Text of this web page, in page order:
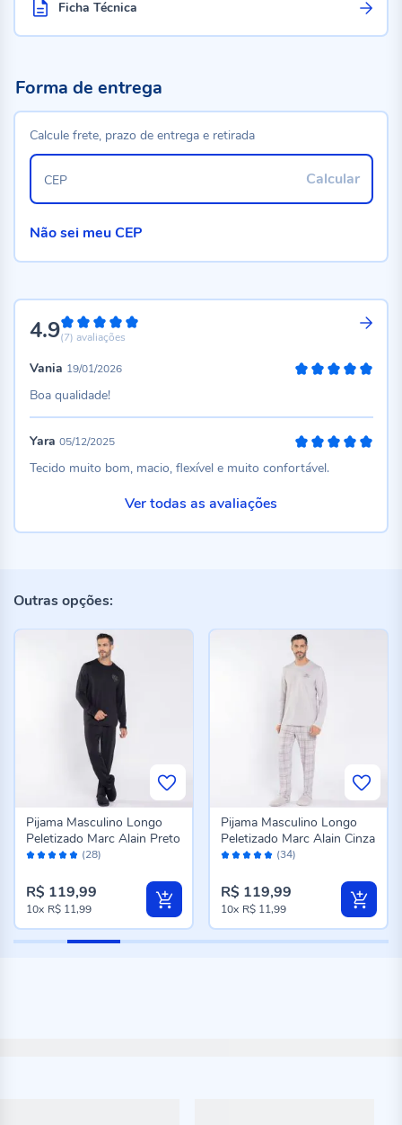
Ficha Técnica
4.998%
(7) avaliações
Vania 19/01/2026
Boa qualidade!
Yara 05/12/2025
Tecido muito bom, macio, flexível e muito confortável.
Ver todas as avaliações
Forma de entrega
Calcule frete, prazo de entrega e retirada
Calcular
CEP
Não sei meu CEP
Outras opções:
Avaliação: (28)
Pijama Masculino Longo
Peletizado Marc Alain Preto
R$ 119,99
10x R$ 11,99
Avaliação: (34)
Pijama Masculino Longo
Peletizado Marc Alain Cinza
R$ 119,99
10x R$ 11,99